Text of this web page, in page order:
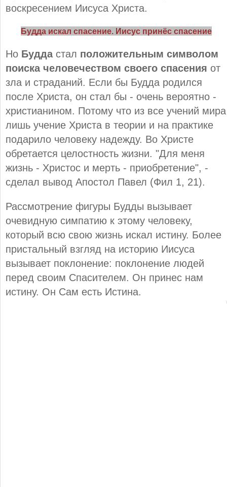
воскресением Иисуса Христа.
Будда искал спасение. Иисус принёс спасение
Но Буддастал положительным символом
поиска человечеством своего спасения от
зла и страданий. Если бы Будда родился
после Христа, он стал бы - очень вероятно -
христианином. Потому что из все учений мира
лишь учение Христа в теории и на практике
подарило человеку надежду. Во Христе
обретается целостность жизни. "Для меня
жизнь - Христос и мерть - приобретение", -
сделал вывод Апостол Павел (Фил 1, 21).
Рассмотрение фигуры Будды вызывает
очевидную симпатию к этому человеку,
который всю свою жизнь искал истину. Более
пристальный взгляд на историю Иисуса
вызывает поклонение: поклонение людей
перед своим Спасителем. Он принес нам
истину. Он Сам есть Истина.